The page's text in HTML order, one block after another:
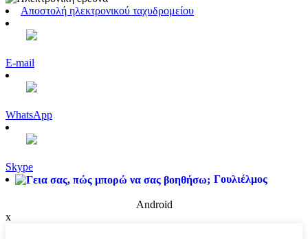
Αποστολή ηλεκτρονικού ταχυδρομείου
E-mail
WhatsApp
Skype
Γουλιέλμος
Android
x